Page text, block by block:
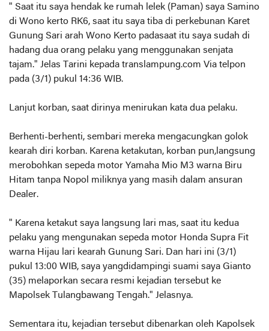
" Saat itu saya hendak ke rumah lelek (Paman) saya Samino
di Wono kerto RK6, saat itu saya tiba di perkebunan Karet
Gunung Sari arah Wono Kerto padasaat itu saya sudah di
hadang dua orang pelaku yang menggunakan senjata
tajam." Jelas Tarini kepada translampung.com Via telpon
pada (3/1) pukul 14:36 WIB.
Lanjut korban, saat dirinya menirukan kata dua pelaku.
Berhenti-berhenti, sembari mereka mengacungkan golok
kearah diri korban. Karena ketakutan, korban pun,langsung
merobohkan sepeda motor Yamaha Mio M3 warna Biru
Hitam tanpa Nopol miliknya yang masih dalam ansuran
Dealer.
" Karena ketakut saya langsung lari mas, saat itu kedua
pelaku yang mengunakan sepeda motor Honda Supra Fit
warna Hijau lari kearah Gunung Sari. Dan hari ini (3/1)
pukul 13:00 WIB, saya yangdidampingi suami saya Gianto
(35) melaporkan secara resmi kejadian tersebut ke
Mapolsek Tulangbawang Tengah." Jelasnya.
Sementara itu, kejadian tersebut dibenarkan oleh Kapolsek